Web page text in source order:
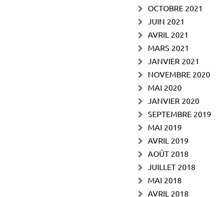
OCTOBRE 2021
JUIN 2021
AVRIL 2021
MARS 2021
JANVIER 2021
NOVEMBRE 2020
MAI 2020
JANVIER 2020
SEPTEMBRE 2019
MAI 2019
AVRIL 2019
AOÛT 2018
JUILLET 2018
MAI 2018
AVRIL 2018